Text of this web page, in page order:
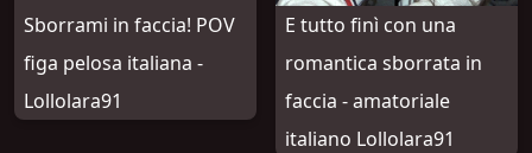
Sborrami in faccia! POV
figa pelosa italiana -
Lollolara91
E tutto finì con una
romantica sborrata in
faccia - amatoriale
italiano Lollolara91